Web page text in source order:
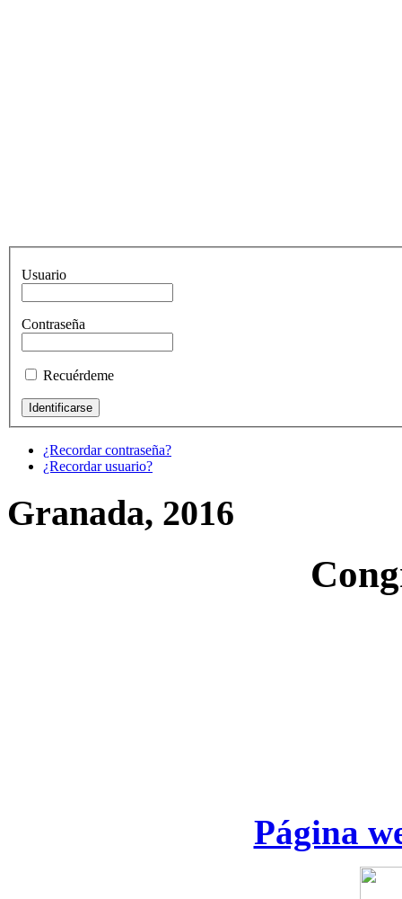
Usuario
Contraseña
Recuérdeme
¿Recordar contraseña?
¿Recordar usuario?
Granada, 2016
Página